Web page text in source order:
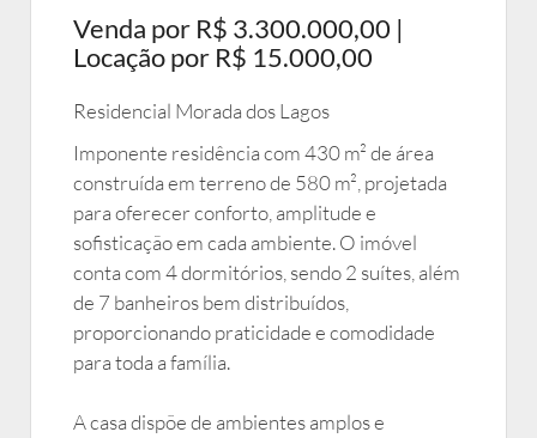
Venda por R$ 3.300.000,00 |
Locação por R$ 15.000,00
Residencial Morada dos Lagos
Imponente residência com 430 m² de área
construída em terreno de 580 m², projetada
para oferecer conforto, amplitude e
sofisticação em cada ambiente. O imóvel
conta com 4 dormitórios, sendo 2 suítes, além
de 7 banheiros bem distribuídos,
proporcionando praticidade e comodidade
para toda a família.
A casa dispõe de ambientes amplos e